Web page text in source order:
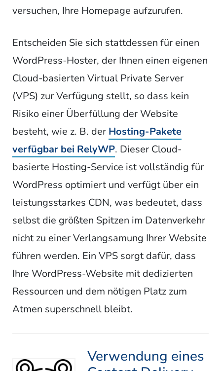
versuchen, Ihre Homepage aufzurufen.
Entscheiden Sie sich stattdessen für einen
WordPress-Hoster, der Ihnen einen eigenen
Cloud-basierten Virtual Private Server
(VPS) zur Verfügung stellt, so dass kein
Risiko einer Überfüllung der Website
besteht, wie z. B. der Hosting-Pakete
verfügbar bei RelyWP. Dieser Cloud-
basierte Hosting-Service ist vollständig für
WordPress optimiert und verfügt über ein
leistungsstarkes CDN, was bedeutet, dass
selbst die größten Spitzen im Datenverkehr
nicht zu einer Verlangsamung Ihrer Website
führen werden. Ein VPS sorgt dafür, dass
Ihre WordPress-Website mit dedizierten
Ressourcen und dem nötigen Platz zum
Atmen superschnell bleibt.
Verwendung eines